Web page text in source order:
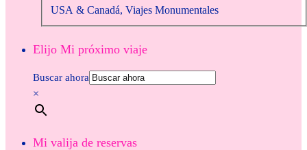
USA & Canadá, Viajes Monumentales
Elijo Mi próximo viaje
Buscar ahora
×
Mi valija de reservas